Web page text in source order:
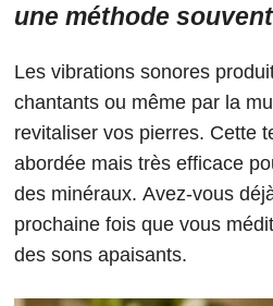
une méthode
Les vibrations sonores
chantants ou même par la
revitaliser vos pierres. Cette
abordée mais très efficace
des minéraux. Avez-vous
prochaine fois que vous
des sons apaisants.